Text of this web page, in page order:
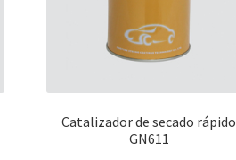
Catalizador de secado rápido
GN611